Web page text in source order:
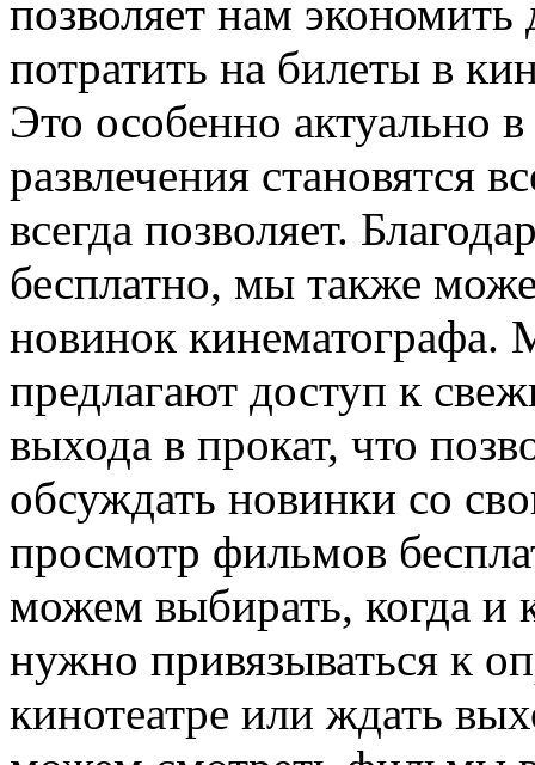
позволяет нам
потратить на билеты в
Это особенно актуально
развлечения становятся
всегда позволяет.
бесплатно, мы также
новинок
предлагают доступ к
выхода в прокат, что
обсуждать новинки со
просмотр фильмов
можем выбирать, когда и
нужно привязываться к
кинотеатре или ждать